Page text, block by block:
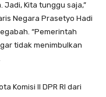
Jadi, Kita tunggu saja,”
Negara Prasetyo Hadi
“Pemerintah
tidak menimbulkan
Komisi II DPR RI dari